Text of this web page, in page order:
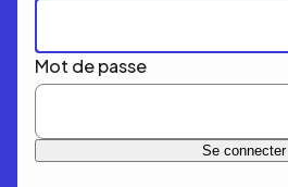
Mot de passe